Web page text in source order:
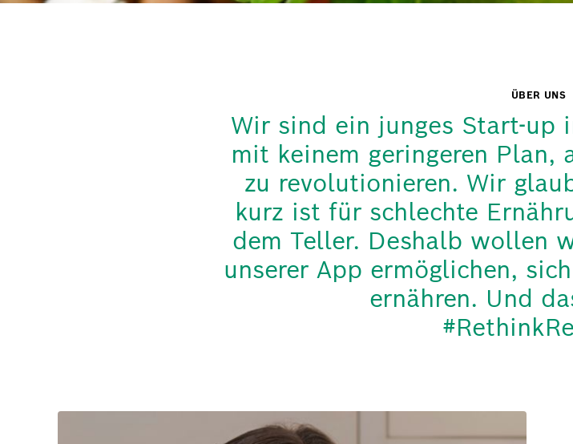
ÜBER UNS
Wir sind ein junges Start-up
mit keinem geringeren Plan,
zu revolutionieren. Wir
kurz ist für schlechte
dem Teller. Deshalb wollen
unserer App ermöglichen,
ernähren. Und